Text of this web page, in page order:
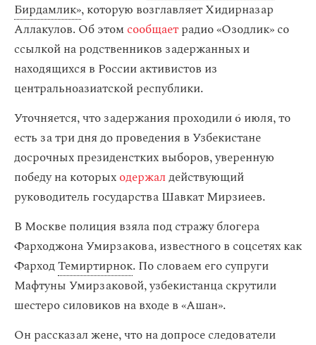
Бирдамлик», которую возглавляет Хидирназар
Аллакулов. Об этомсообщаетрадио «Озодлик» со
ссылкой на родственников задержанных и
находящихся в России активистов из
центральноазиатской республики.
Уточняется, что задержания проходили 6 июля, то
есть за три дня до проведения в Узбекистане
досрочных президенстких выборов, уверенную
победу на которыходержалдействующий
руководитель государства Шавкат Мирзиеев.
В Москве полиция взяла под стражу блогера
Фарходжона Умирзакова, известного в соцсетях как
ФарходТемиртирнок. По словаем его супруги
Мафтуны Умирзаковой, узбекистанца скрутили
шестеро силовиков на входе в «Ашан».
Он рассказал жене, что на допросе следователи